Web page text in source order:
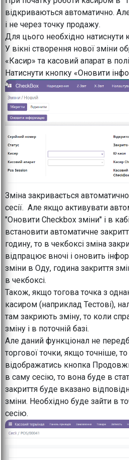
відкриваються автоматично.
і не через точку продажу.
Для цього необхідно натиснути
У вікні створення нової зміни
«Касир» та касовий апарат в
Натиснути кнопку «Оновити
Зміна закривається
сесії. Але якщо активувати
"Оновити Checkbox зміни" і в
встановити автоматичне
годину, то в чекбоксі зміна
відпрацює вночі і оновить
зміни в Оду, година закриття
в чекбоксі.
Також, якщо тогова точка з
касиром (наприклад Тестові),
там закриють зміну, то коли
зміну і в поточній базі.
Але даний функціонал не
торгової точки, якщо точніше,
відображатись кнопка
в саму сесію, то вона буде в
закриття буде вказано
зміни. Необхідно буде зайти в
сесію.